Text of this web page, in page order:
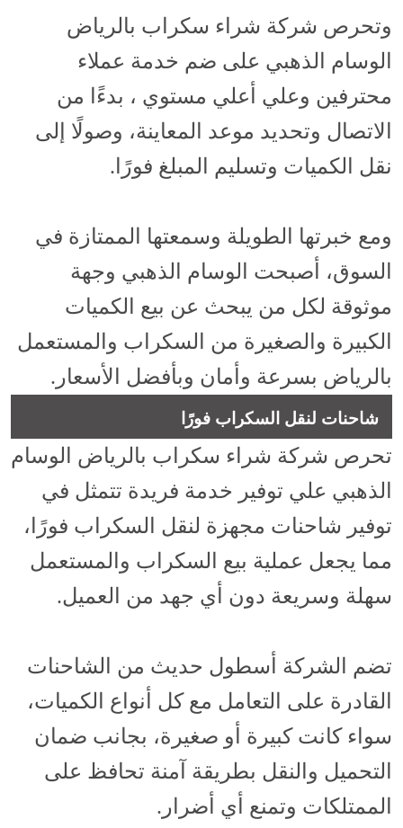
وتحرص شركة شراء سكراب بالرياض
الوسام الذهبي على ضم خدمة عملاء
محترفين وعلي أعلي مستوي ، بدءًا من
الاتصال وتحديد موعد المعاينة، وصولًا إلى
نقل الكميات وتسليم المبلغ فورًا.
ومع خبرتها الطويلة وسمعتها الممتازة في
السوق، أصبحت الوسام الذهبي وجهة
موثوقة لكل من يبحث عن بيع الكميات
الكبيرة والصغيرة من السكراب والمستعمل
بالرياض بسرعة وأمان وبأفضل الأسعار.
شاحنات لنقل السكراب فورًا
تحرص شركة شراء سكراب بالرياض الوسام
الذهبي علي توفير خدمة فريدة تتمثل في
توفير شاحنات مجهزة لنقل السكراب فورًا،
مما يجعل عملية بيع السكراب والمستعمل
سهلة وسريعة دون أي جهد من العميل.
تضم الشركة أسطول حديث من الشاحنات
القادرة على التعامل مع كل أنواع الكميات،
سواء كانت كبيرة أو صغيرة، بجانب ضمان
التحميل والنقل بطريقة آمنة تحافظ على
الممتلكات وتمنع أي أضرار.